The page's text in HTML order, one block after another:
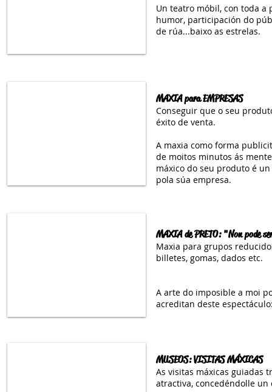
Un teatro móbil, con toda a
humor, participación do
de rúa...baixo as estrelas.
MAXIA para EMPRESAS
Conseguir que o seu
éxito de venta.
A maxia como forma
de moitos minutos ás
máxico do seu produto é
pola súa empresa.
MAXIA de PRETO: "Non pode
Maxia para grupos
billetes, gomas, dados etc.
A arte do imposible a moi
acreditan deste
MUSEOS: VISITAS MÁXICAS
As visitas máxicas guiadas
atractiva, concedéndolle